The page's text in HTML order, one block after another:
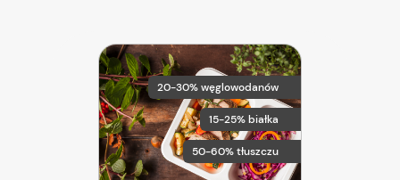
20-30% węglowodanów
15-25% białka
50-60% tłuszczu